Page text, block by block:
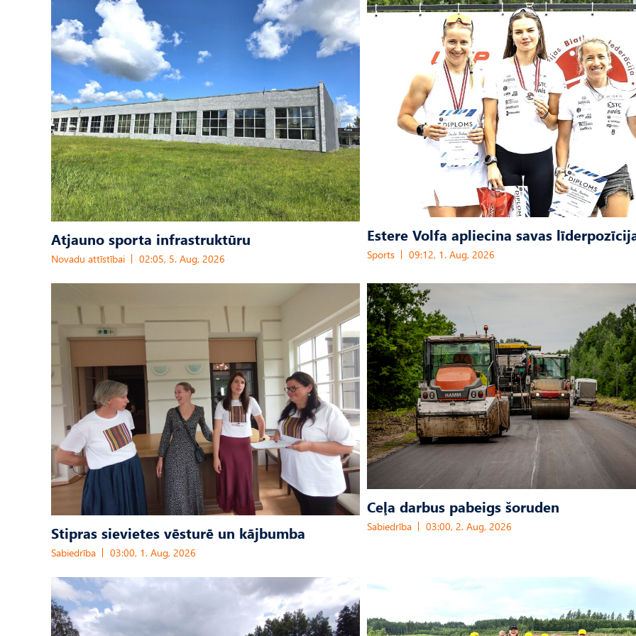
Atjauno sporta infrastruktūru
Novadu attīstībai 02:05, 5. Aug, 2026
Estere Volfa apliecina savas
Sports 09:12, 1. Aug, 2026
Stipras sievietes vēsturē un kājbumba
Sabiedrība 03:00, 1. Aug, 2026
Ceļa darbus pabeigs šoruden
Sabiedrība 03:00, 2. Aug, 2026